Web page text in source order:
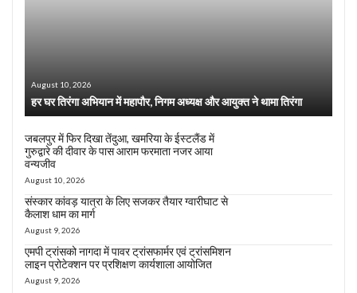
August 10, 2026
हर घर तिरंगा अभियान में महापौर, निगम अध्यक्ष और आयुक्त ने थामा तिरंगा
जबलपुर में फिर दिखा तेंदुआ, खमरिया के ईस्टलैंड में
गुरुद्वारे की दीवार के पास आराम फरमाता नजर आया
वन्यजीव
August 10, 2026
संस्कार कांवड़ यात्रा के लिए सजकर तैयार ग्वारीघाट से
कैलाश धाम का मार्ग
August 9, 2026
एमपी ट्रांसको नागदा में पावर ट्रांसफार्मर एवं ट्रांसमिशन
लाइन प्रोटेक्शन पर प्रशिक्षण कार्यशाला आयोजित
August 9, 2026